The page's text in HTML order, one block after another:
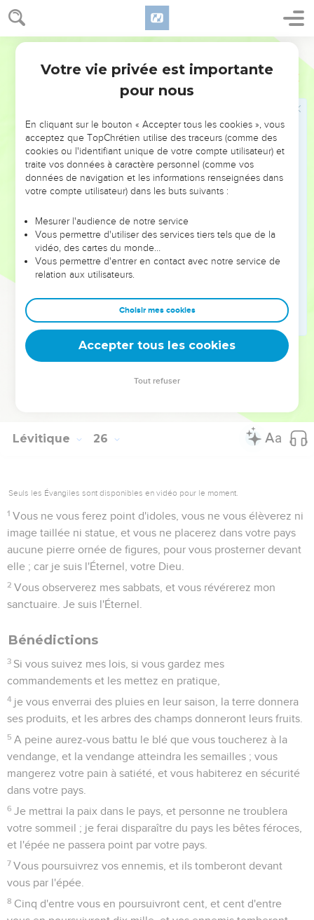
Lévitique 25
48 il y aura pour lui le droit de rachat, après qu'il se sera
vendu : un de ses frères pourra le racheter.
parents, pourra le racheter ; ou bien, s'il en a les ressources,
il se rachètera lui-même.
s'est vendu jusqu'à l'année du jubilé ; et le prix à payer
dépendra du nombre d'années, lesquelles seront évaluées
comme celles d'un mercenaire.
S'il y a encore beaucoup d'années, il paiera son rachat à
s'il reste peu d'années jusqu'à celle du jubilé, il en fera le
compte, et il paiera son rachat à raison de ces années.
Il sera comme un mercenaire à l'année, et celui chez qui il
sera ne le traitera point avec dureté sous tes yeux.
S'il n'est racheté d'aucune de ces manières, il sortira
l'année du jubilé, lui et ses enfants avec lui.
Je suis le Seigneur votre Dieu
Car c'est de moi que les enfants d'Israël sont esclaves ; ce
Lévitique 26
Seuls les Évangiles sont disponibles en vidéo pour le moment.
1 Vous ne vous ferez point d'idoles, vous ne vous élèverez ni
image taillée ni statue, et vous ne placerez dans votre pays
aucune pierre ornée de figures, pour vous prosterner devant
elle ; car je suis l'Éternel, votre Dieu.
2 Vous observerez mes sabbats, et vous révérerez mon
sanctuaire. Je suis l'Éternel.
Bénédictions
3 Si vous suivez mes lois, si vous gardez mes
commandements et les mettez en pratique,
4 je vous enverrai des pluies en leur saison, la terre donnera
ses produits, et les arbres des champs donneront leurs fruits.
5 A peine aurez-vous battu le blé que vous toucherez à la
vendange, et la vendange atteindra les semailles ; vous
mangerez votre pain à satiété, et vous habiterez en sécurité
dans votre pays.
6 Je mettrai la paix dans le pays, et personne ne troublera
votre sommeil ; je ferai disparaître du pays les bêtes féroces,
et l'épée ne passera point par votre pays.
7 Vous poursuivrez vos ennemis, et ils tomberont devant
vous par l'épée.
8 Cinq d'entre vous en poursuivront cent, et cent d'entre
Votre vie privée est importante
pour nous
En cliquant sur le bouton « Accepter tous les cookies », vous
acceptez que TopChrétien utilise des traceurs (comme des
cookies ou l'identifiant unique de votre compte utilisateur) et
traite vos données à caractère personnel (comme vos
données de navigation et les informations renseignées dans
votre compte utilisateur) dans les buts suivants :
Mesurer l'audience de notre service
Vous permettre d'utiliser des services tiers tels que de la
vidéo, des cartes du monde…
Vous permettre d'entrer en contact avec notre service de
relation aux utilisateurs.
Choisir mes cookies
Accepter tous les cookies
Tout refuser